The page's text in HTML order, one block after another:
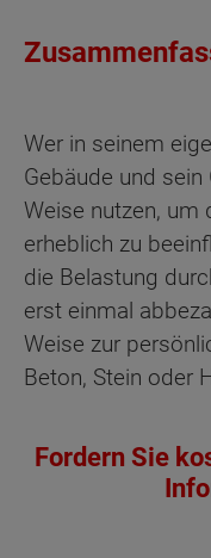
Wer in seinem
Gebäude und
Weise nutzen, um
erheblich zu
die Belastung
erst einmal
Weise zur
Beton, Stein oder
Fordern Sie